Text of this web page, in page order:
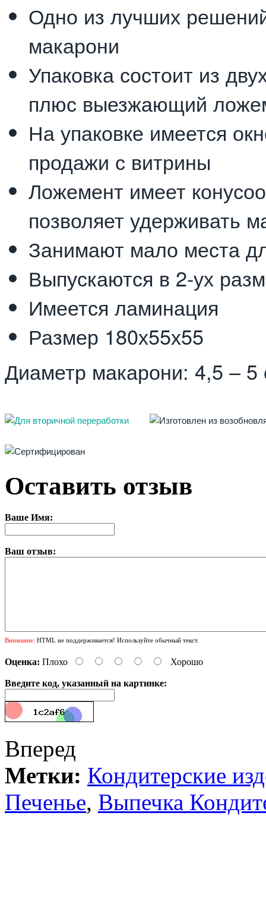
Одно из лучших
макарони
Упаковка состоит из
плюс выезжающий
На упаковке имеется
продажи с витрины
Ложемент имеет
позволяет удерживать
Занимают мало места
Выпускаются в 2-ух
Имеется ламинация
Размер 180х55х55
Диаметр макарони: 4,5 –
Оставить отзыв
Ваше Имя:
Ваш отзыв:
Внимание: HTML не поддерживается! Используйте обычный текст.
Оценка: Плохо Хорошо
Введите код, указанный на картинке:
Вперед
Метки: Кондитерские
Печенье, Выпечка